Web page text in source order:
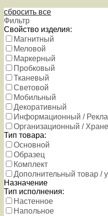
сбросить все
Фильтр
Свойство изделия:
Магнитный
Меловой
Маркерный
Пробковый
Тканевый
Световой
Мобильный
Декоративный
Информационный /
Организационный /
Тип товара:
Основной
Образец
Комплект
Дополнительный товар /
Назначение
Тип исполнения:
Настенное
Напольное